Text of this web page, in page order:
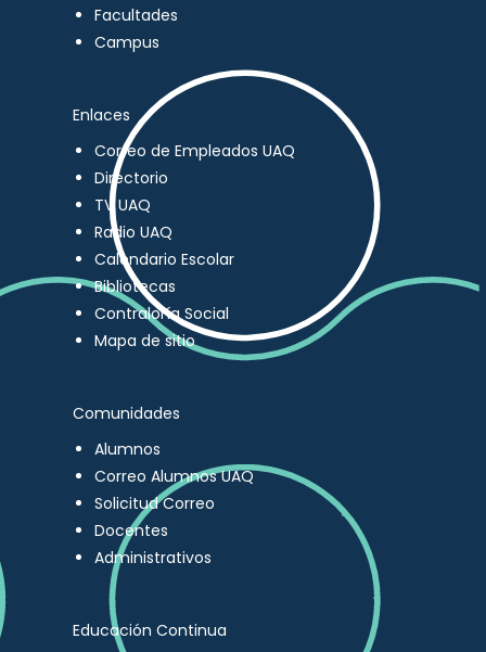
Facultades
Campus
Enlaces
Correo de Empleados UAQ
Directorio
TV UAQ
Radio UAQ
Calendario Escolar
Bibliotecas
Contraloría Social
Mapa de sitio
Comunidades
Alumnos
Correo Alumnos UAQ
Solicitud Correo
Docentes
Administrativos
Educación Continua